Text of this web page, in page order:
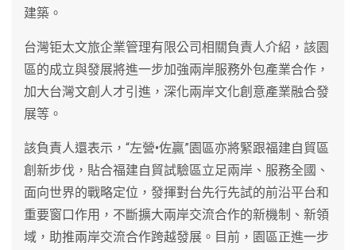
建築。
台灣钜太文旅企業管理有限公司相關負責人介紹，該園
區的成立與發展將進一步加強兩岸服務外包產業合作，
加大台灣文創人才引進，深化兩岸文化創意產業融合發
展等。
該負責人還表示，“左營•佐贏”園區亦將緊跟福建自貿區
創新步伐，貼合福建自貿試驗區立足兩岸、服務全國、
面向世界的戰略定位，發揮對台先行先試的前沿平台和
重要窗口作用，不斷擴大兩岸交流合作的新機制、新領
域，助推兩岸交流合作跨越發展。目前，園區正進一步